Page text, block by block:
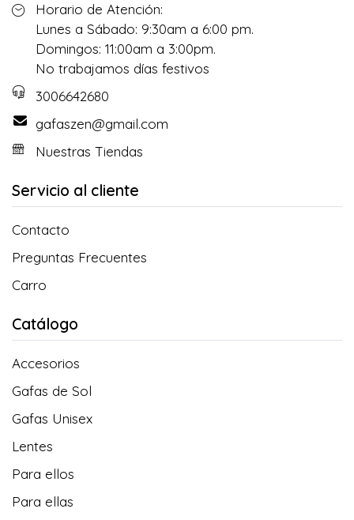
Horario de Atención:
Lunes a Sábado: 9:30am a 6:00 pm.
Domingos: 11:00am a 3:00pm.
No trabajamos días festivos
3006642680
gafaszen@gmail.com
Nuestras Tiendas
Servicio al cliente
Contacto
Preguntas Frecuentes
Carro
Catálogo
Accesorios
Gafas de Sol
Gafas Unisex
Lentes
Para ellos
Para ellas